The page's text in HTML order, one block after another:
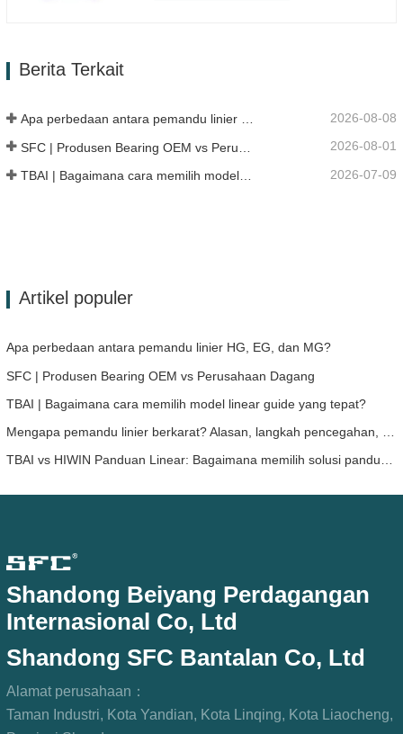
Berita Terkait
Apa perbedaan antara pemandu linier HG, EG, dan MG? 2026-08-08
2026-08-01
2026-07-09
Artikel populer
Apa perbedaan antara pemandu linier HG, EG, dan MG?
SFC | Produsen Bearing OEM vs Perusahaan Dagang
TBAI | Bagaimana cara memilih model linear guide yang tepat?
TBAI vs HIWIN Panduan Linear: Bagaimana memilih solusi panduan linear yang tepat untuk perangkat Anda?
Shandong Beiyang Perdagangan
Internasional Co, Ltd
Shandong SFC Bantalan Co, Ltd
Alamat perusahaan：
Taman Industri, Kota Yandian, Kota Linqing, Kota Liaocheng,